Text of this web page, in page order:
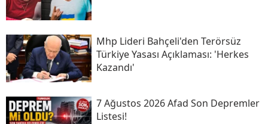
Mhp Lideri Bahçeli'den Terörsüz
Türkiye Yasası Açıklaması: 'herkes
Kazandı'
7 Ağustos 2026 Afad Son Depremler
Listesi!